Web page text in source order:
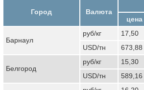
Город Валюта
цена
Барнаул
руб/кг 17,50
USD/тн
673,88
Белгород
руб/кг 15,30
USD/тн
589,16